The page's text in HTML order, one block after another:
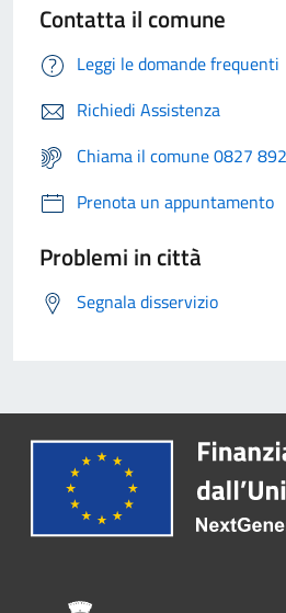
Contatta il comune
Leggi le domande frequenti
Richiedi Assistenza
Chiama il comune 0827
Prenota un appuntamento
Problemi in città
Segnala disservizio